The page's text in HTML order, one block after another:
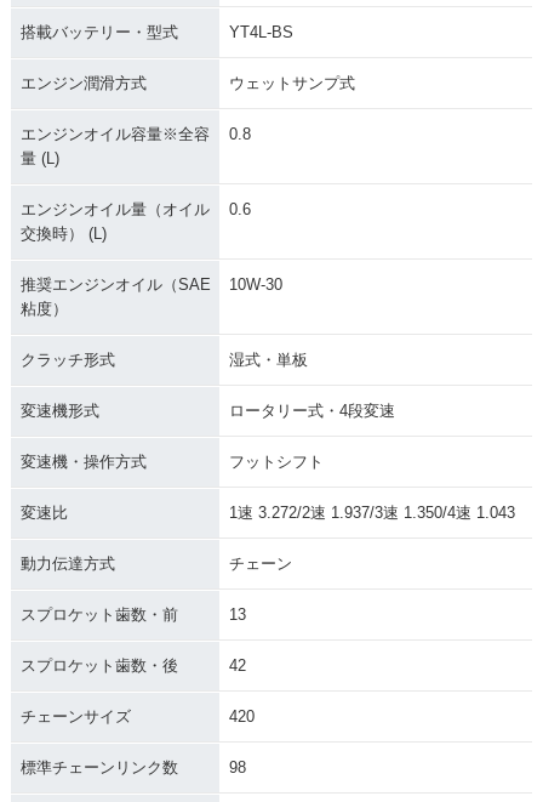
搭載バッテリー・型式 YT4L-BS
エンジン潤滑方式 ウェットサンプ式
エンジンオイル容量※全容
量 (L)
0.8
エンジンオイル量（オイル
交換時） (L)
0.6
推奨エンジンオイル（SAE
粘度）
10W-30
クラッチ形式 湿式・単板
変速機形式 ロータリー式・4段変速
変速機・操作方式 フットシフト
変速比 1速 3.272/2速 1.937/3速 1.350/4速 1.043
動力伝達方式 チェーン
スプロケット歯数・前 13
スプロケット歯数・後 42
チェーンサイズ 420
標準チェーンリンク数 98